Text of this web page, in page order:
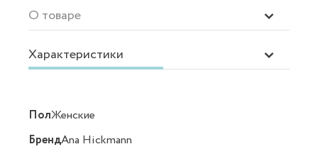
О товаре
Характеристики
ПолЖенские
БрендAna Hickmann